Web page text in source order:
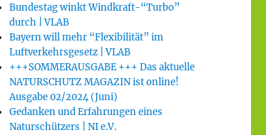
Bundestag winkt Windkraft-“Turbo”
durch | VLAB
Bayern will mehr “Flexibilität” im
Luftverkehrsgesetz | VLAB
+++SOMMERAUSGABE +++ Das aktuelle
NATURSCHUTZ MAGAZIN ist online!
Ausgabe 02/2024 (Juni)
Gedanken und Erfahrungen eines
Naturschützers | NI e.V.